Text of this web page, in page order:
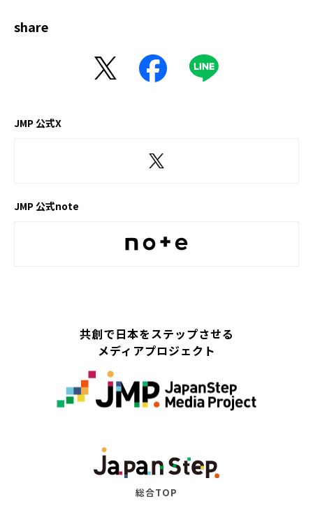
share
JMP 公式X
JMP 公式note
共創で日本をステップさせる
メディアプロジェクト
総合TOP